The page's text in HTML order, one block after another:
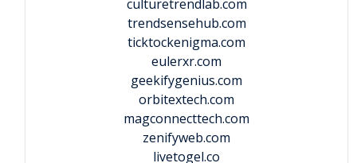
culturetrendlab.com
trendsensehub.com
ticktockenigma.com
eulerxr.com
geekifygenius.com
orbitextech.com
magconnecttech.com
zenifyweb.com
livetogel.co